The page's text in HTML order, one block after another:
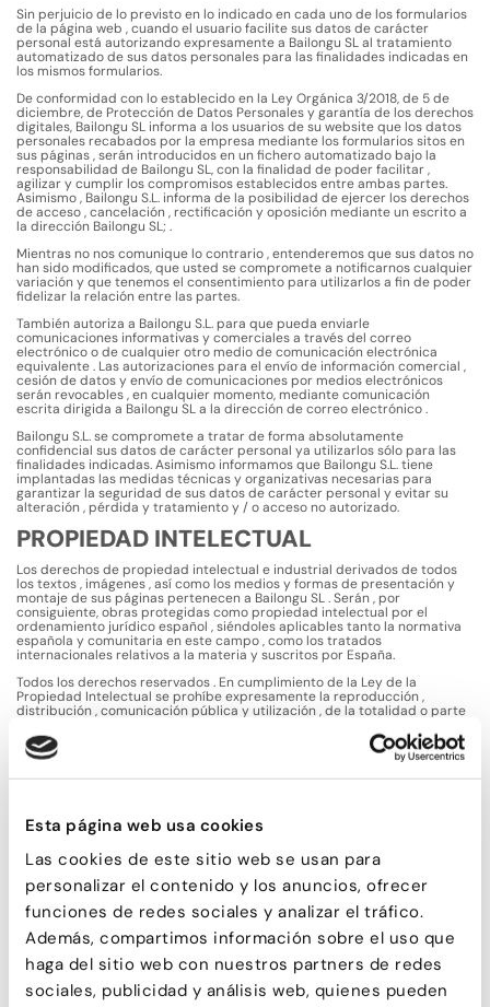
Esta página web usa cookies
Las cookies de este sitio web se usan para
personalizar el contenido y los anuncios, ofrecer
funciones de redes sociales y analizar el tráfico.
Además, compartimos información sobre el uso que
haga del sitio web con nuestros partners de redes
sociales, publicidad y análisis web, quienes pueden
Sin perjuicio de lo previsto en lo indicado en cada uno de los formularios
de la página web , cuando el usuario facilite sus datos de carácter
personal está autorizando expresamente a Bailongu SL al tratamiento
automatizado de sus datos personales para las finalidades indicadas en
los mismos formularios.
De conformidad con lo establecido en la Ley Orgánica 3/2018, de 5 de
diciembre, de Protección de Datos Personales y garantía de los derechos
digitales, Bailongu SL informa a los usuarios de su website que los datos
personales recabados por la empresa mediante los formularios sitos en
sus páginas , serán introducidos en un fichero automatizado bajo la
responsabilidad de Bailongu SL, con la finalidad de poder facilitar ,
agilizar y cumplir los compromisos establecidos entre ambas partes.
Asimismo , Bailongu S.L. informa de la posibilidad de ejercer los derechos
de acceso , cancelación , rectificación y oposición mediante un escrito a
la dirección Bailongu SL; .
Mientras no nos comunique lo contrario , entenderemos que sus datos no
han sido modificados, que usted se compromete a notificarnos cualquier
variación y que tenemos el consentimiento para utilizarlos a fin de poder
fidelizar la relación entre las partes.
También autoriza a Bailongu S.L. para que pueda enviarle
comunicaciones informativas y comerciales a través del correo
electrónico o de cualquier otro medio de comunicación electrónica
equivalente . Las autorizaciones para el envío de información comercial ,
cesión de datos y envío de comunicaciones por medios electrónicos
serán revocables , en cualquier momento, mediante comunicación
escrita dirigida a Bailongu SL a la dirección de correo electrónico.
Bailongu S.L. se compromete a tratar de forma absolutamente
confidencial sus datos de carácter personal ya utilizarlos sólo para las
finalidades indicadas. Asimismo informamos que Bailongu S.L. tiene
implantadas las medidas técnicas y organizativas necesarias para
garantizar la seguridad de sus datos de carácter personal y evitar su
alteración , pérdida y tratamiento y / o acceso no autorizado.
PROPIEDAD INTELECTUAL
Los derechos de propiedad intelectual e industrial derivados de todos
los textos , imágenes , así como los medios y formas de presentación y
montaje de sus páginas pertenecen a Bailongu SL . Serán , por
consiguiente, obras protegidas como propiedad intelectual por el
ordenamiento jurídico español , siéndoles aplicables tanto la normativa
española y comunitaria en este campo , como los tratados
internacionales relativos a la materia y suscritos por España.
Todos los derechos reservados . En cumplimiento de la Ley de la
Propiedad Intelectual se prohíbe expresamente la reproducción ,
distribución , comunicación pública y utilización , de la totalidad o parte
Bailongu SL
ACCIONES LEGALES , LEGISLACIÓN
Bailongu S.L. se reserva asimismo la facultad de presentar las acciones
civiles o penales que considere oportunas por la utilización indebida de
sus páginas web y contenidos o por el incumplimiento de las presentes
condiciones.
Con carácter general , las relaciones con los usuarios , que se deriven de
la prestación de los servicios contenidos en esta página web , están
sometidos a la legislación y jurisdicción española.
Los usuarios de esta página web son conscientes de todo lo expuesto y
lo aceptan voluntariamente.
AUTORIZACIÓN